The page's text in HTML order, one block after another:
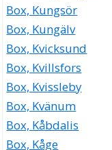
Box, Kungsör
Box, Kungälv
Box, Kvicksund
Box, Kvillsfors
Box, Kvissleby
Box, Kvänum
Box, Kåbdalis
Box, Kåge